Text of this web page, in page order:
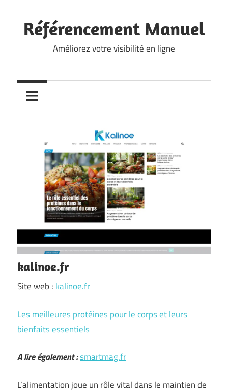
to
content
Référencement Manuel
Améliorez votre visibilité en ligne
kalinoe.fr
Site web : kalinoe.fr
Les meilleures protéines pour le corps et leurs
bienfaits essentiels
A lire également :smartmag.fr
L’alimentation joue un rôle vital dans le maintien de